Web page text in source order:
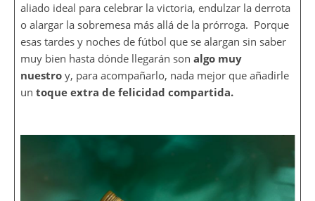
aliado ideal para celebrar la victoria, endulzar la derrota
o alargar la sobremesa más allá de la prórroga. Porque
esas tardes y noches de fútbol que se alargan sin saber
muy bien hasta dónde llegarán son algo muy
nuestroy, para acompañarlo, nada mejor que añadirle
un toque extra de felicidad compartida.